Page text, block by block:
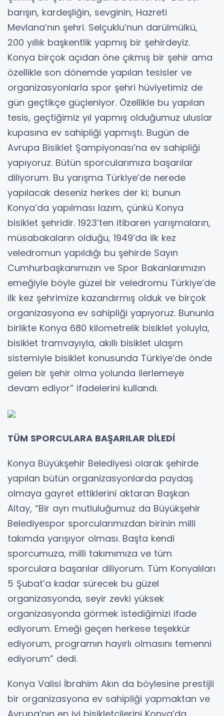
barışın, kardeşliğin, sevginin, Hazreti
Mevlana’nın şehri. Selçuklu’nun darülmülkü,
200 yıllık başkentlik yapmış bir şehirdeyiz.
Konya birçok açıdan öne çıkmış bir şehir ama
özellikle son dönemde yapılan tesisler ve
organizasyonlarla spor şehri hüviyetimiz de
gün geçtikçe güçleniyor. Özellikle bu yapılan
tesis, geçtiğimiz yıl yapmış olduğumuz uluslar
kupasına ev sahipliği yapmıştı. Bugün de
Avrupa Bisiklet Şampiyonası’na ev sahipliği
yapıyoruz. Bütün sporcularımıza başarılar
diliyorum. Bu yarışma Türkiye’de nerede
yapılacak deseniz herkes der ki; bunun
Konya’da yapılması lazım, çünkü Konya
bisiklet şehridir. 1923’ten itibaren yarışmaların,
müsabakaların olduğu, 1949’da ilk kez
veledromun yapıldığı bu şehirde Sayın
Cumhurbaşkanımızın ve Spor Bakanlarımızın
emeğiyle böyle güzel bir veledromu Türkiye’de
ilk kez şehrimize kazandırmış olduk ve birçok
organizasyona ev sahipliği yapıyoruz. Bununla
birlikte Konya 680 kilometrelik bisiklet yoluyla,
bisiklet tramvayıyla, akıllı bisiklet ulaşım
sistemiyle bisiklet konusunda Türkiye’de önde
gelen bir şehir olma yolunda ilerlemeye
devam ediyor” ifadelerini kullandı.
TÜM SPORCULARA BAŞARILAR DİLEDİ
Konya Büyükşehir Belediyesi olarak şehirde
yapılan bütün organizasyonlarda paydaş
olmaya gayret ettiklerini aktaran Başkan
Altay, “Bir ayrı mutluluğumuz da Büyükşehir
Belediyespor sporcularımızdan birinin milli
takımda yarışıyor olması. Başta kendi
sporcumuza, milli takımımıza ve tüm
sporculara başarılar diliyorum. Tüm Konyalıları
5 Şubat’a kadar sürecek bu güzel
organizasyonda, seyir zevki yüksek
organizasyonda görmek istediğimizi ifade
ediyorum. Emeği geçen herkese teşekkür
ediyorum, programın hayırlı olmasını temenni
ediyorum” dedi.
Konya Valisi İbrahim Akın da böylesine prestijli
bir organizasyona ev sahipliği yapmaktan ve
Avrupa’nın en iyi bisikletçilerini Konya’da